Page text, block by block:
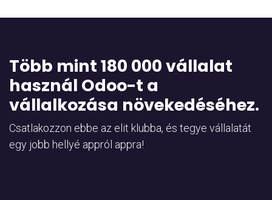
Több mint 180 000 vállalat
használ Odoo-t a
vállalkozása növekedéséhez.
Csatlakozzon ebbe az elit klubba, és tegye vállalatát
egy jobb hellyé appról appra!